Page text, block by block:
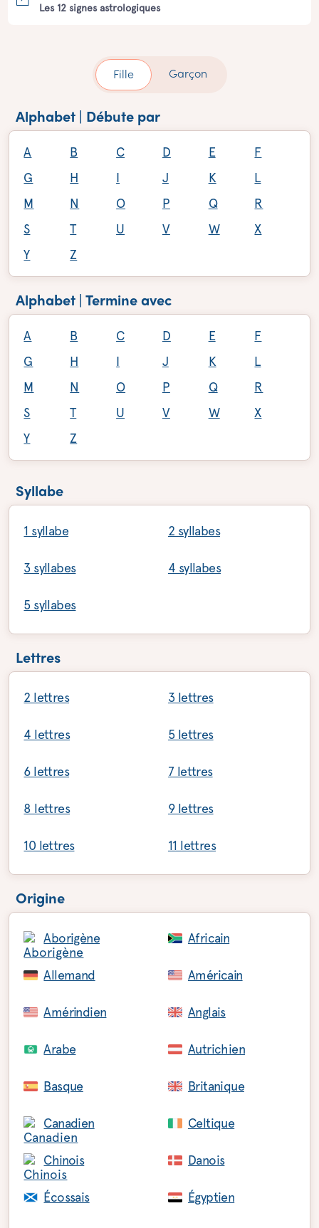
Les 12 signes astrologiques
Fille Garçon
Alphabet | Débute par
A B C D E
F
G
H I J K
L
M
N O P Q
R
S
T U V W
X
Y
Z
Alphabet | Termine avec
A B C D E
F
G
H I J K
L
M
N O P Q
R
S
T U V W
X
Y
Z
Syllabe
1 syllabe 2 syllabes
3 syllabes 4 syllabes
5 syllabes
Lettres
2 lettres 3 lettres
4 lettres 5 lettres
6 lettres 7 lettres
8 lettres 9 lettres
10 lettres 11 lettres
Origine
Aborigène Africain
Allemand Américain
Amérindien Anglais
Arabe Autrichien
Basque Britanique
Canadien Celtique
Chinois Danois
Écossais Égyptien